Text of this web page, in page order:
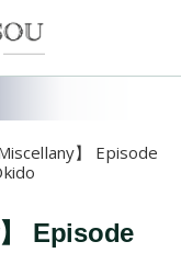
】 Episode
Episode